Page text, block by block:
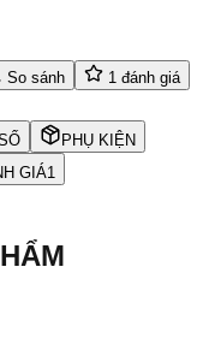
So sánh 1 đánh giá
PHỤ KIỆN
GIÁ1